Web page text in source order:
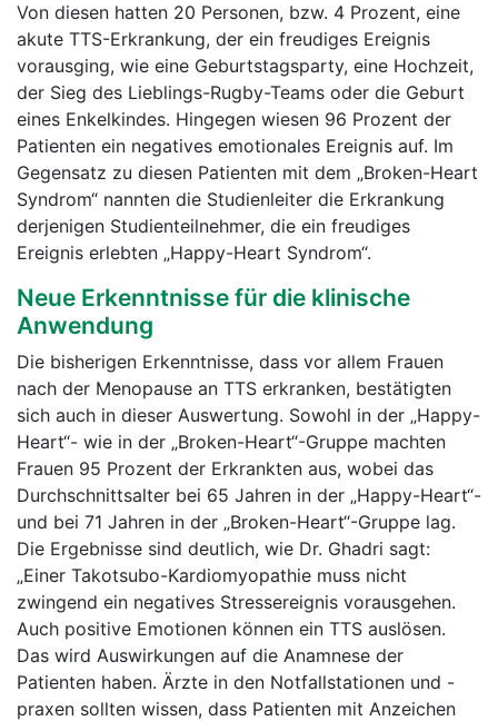
Von diesen hatten 20 Personen, bzw. 4 Prozent, eine
akute TTS-Erkrankung, der ein freudiges Ereignis
vorausging, wie eine Geburtstagsparty, eine Hochzeit,
der Sieg des Lieblings-Rugby-Teams oder die Geburt
eines Enkelkindes. Hingegen wiesen 96 Prozent der
Patienten ein negatives emotionales Ereignis auf. Im
Gegensatz zu diesen Patienten mit dem „Broken-Heart
Syndrom“ nannten die Studienleiter die Erkrankung
derjenigen Studienteilnehmer, die ein freudiges
Ereignis erlebten „Happy-Heart Syndrom“.
Neue Erkenntnisse für die klinische
Anwendung
Die bisherigen Erkenntnisse, dass vor allem Frauen
nach der Menopause an TTS erkranken, bestätigten
sich auch in dieser Auswertung. Sowohl in der „Happy-
Heart“- wie in der „Broken-Heart“-Gruppe machten
Frauen 95 Prozent der Erkrankten aus, wobei das
Durchschnittsalter bei 65 Jahren in der „Happy-Heart“-
und bei 71 Jahren in der „Broken-Heart“-Gruppe lag.
Die Ergebnisse sind deutlich, wie Dr. Ghadri sagt:
„Einer Takotsubo-Kardiomyopathie muss nicht
zwingend ein negatives Stressereignis vorausgehen.
Auch positive Emotionen können ein TTS auslösen.
Das wird Auswirkungen auf die Anamnese der
Patienten haben. Ärzte in den Notfallstationen und -
praxen sollten wissen, dass Patienten mit Anzeichen